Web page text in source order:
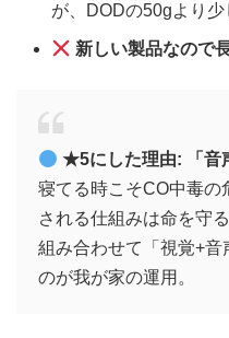
が、DODの50gより少
新しい製品なので
★5にした理由: 「
寝てる時こそCO中毒の
される仕組みは命を守
組み合わせて「視覚+音
のが我が家の運用。